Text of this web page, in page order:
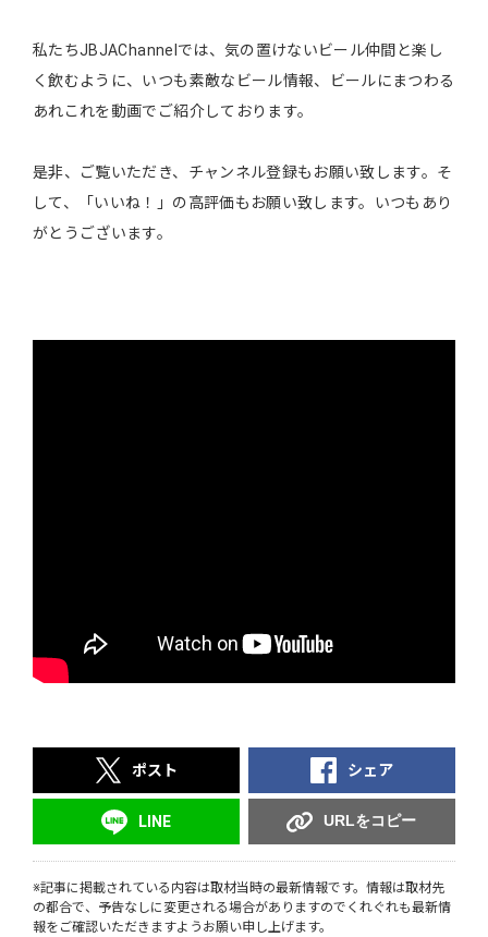
私たちJBJAChannelでは、気の置けないビール仲間と楽し
く飲むように、いつも素敵なビール情報、ビールにまつわる
あれこれを動画でご紹介しております。
是非、ご覧いただき、チャンネル登録もお願い致します。そ
して、「いいね！」の高評価もお願い致します。いつもあり
がとうございます。
ポスト シェア
LINE URLをコピー
※記事に掲載されている内容は取材当時の最新情報です。情報は取材先
の都合で、予告なしに変更される場合がありますのでくれぐれも最新情
報をご確認いただきますようお願い申し上げます。